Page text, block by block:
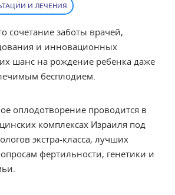
И ЛЕЧЕНИЯ
сочетание заботы врачей,
и инновационных
шанс на рождение ребенка даже
бесплодием.
оплодотворение проводится в
комплексах Израиля под
экстра-класса, лучших
фертильности, генетики и